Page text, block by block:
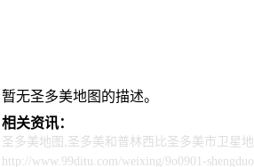
暂无圣多美地图的描述。
相关资讯：
圣多美地图,圣多美和普林西比圣多美市卫星地
http://www.99ditu.com/weixing/9o0901-